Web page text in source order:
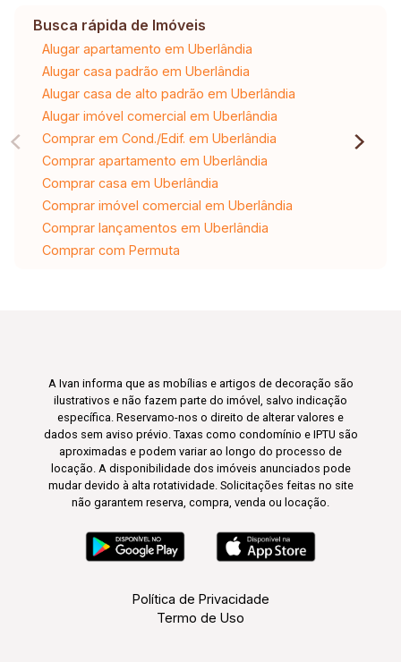
Busca rápida de Imóveis
Alugar apartamento em Uberlândia
Alugar casa padrão em Uberlândia
Alugar casa de alto padrão em Uberlândia
Alugar imóvel comercial em Uberlândia
Comprar em Cond./Edif. em Uberlândia
Comprar apartamento em Uberlândia
Comprar casa em Uberlândia
Comprar imóvel comercial em Uberlândia
Comprar lançamentos em Uberlândia
Comprar com Permuta
A Ivan informa que as mobílias e artigos de decoração são
ilustrativos e não fazem parte do imóvel, salvo indicação
específica. Reservamo-nos o direito de alterar valores e
dados sem aviso prévio. Taxas como condomínio e IPTU são
aproximadas e podem variar ao longo do processo de
locação. A disponibilidade dos imóveis anunciados pode
mudar devido à alta rotatividade. Solicitações feitas no site
não garantem reserva, compra, venda ou locação.
Política de Privacidade
Termo de Uso